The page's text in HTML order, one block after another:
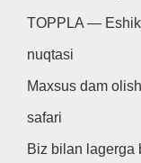
TOPPLA —
nuqtasi
Maxsus dam
safari
Biz bilan lagerga